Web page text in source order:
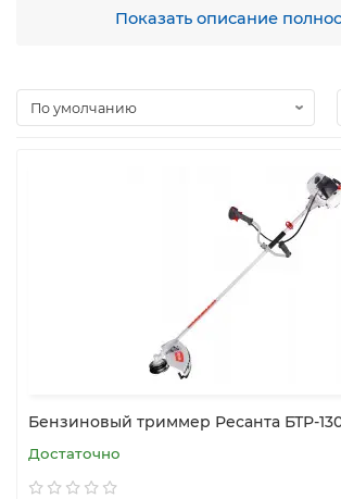
Бензокоса – это техника, посредством
задачами.
небольшим бензиновым двигателем. Для
сохранить баланс, изготовители мотокос
изделия различными крепежными
(ранцевой или же через одно плечо). В
модельного ряда техника может быть
всевозможными насадками.
Современные устройства могут быть
мотором следующих типов:
Двухтактный. Рабочий цикл такого
хода поршня. Обратите внимание,
смешиваются в пропорциях,
поршень совершает четыре хода. В
Показать описание
Бензиновый триммер Ресанта БТР-
Достаточно